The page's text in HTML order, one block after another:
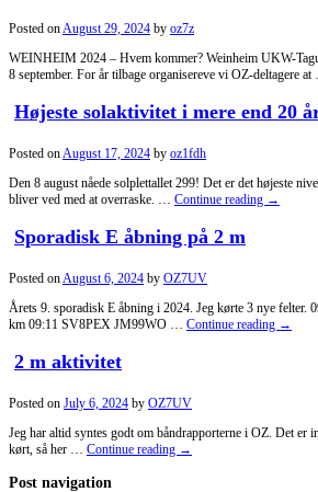
Posted onAugust 29, 2024 by oz7z
WEINHEIM 2024 – Hvem kommer? Weinheim UKW-
8 september. For år tilbage organisereve vi OZ-deltagere
Højeste solaktivitet i mere end 20
Posted onAugust 17, 2024 by oz1fdh
Den 8 august nåede solplettallet 299! Det er det højeste
bliver ved med at overraske. … Continue reading →
Sporadisk E åbning på 2 m
Posted onAugust 6, 2024 by OZ7UV
Årets 9. sporadisk E åbning i 2024. Jeg kørte 3 nye felter.
km 09:11 SV8PEX JM99WO … Continue reading →
2 m aktivitet
Posted on July 6, 2024 by OZ7UV
Jeg har altid syntes godt om båndrapporterne i OZ. Det er
kørt, så her … Continue reading →
Post navigation